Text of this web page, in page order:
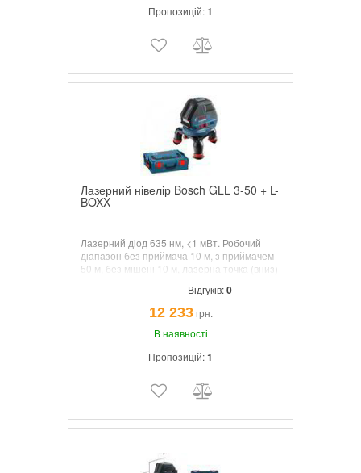
Пропозицій:1
Лазерний нівелір Bosch GLL 3-50 + L-
BOXX
Лазерний діод 635 нм, <1 мВт. Робочий
діапазон без приймача 10 м, з приймачем
50 м, без мішені 10 м, лазерна точка (вниз)
Точність ± 0,3 мм/м. Самонівелюючий
будівник площин, одночасно проектує
горизонтальну і 2 вертикальні площині, з
двома вкладками під L-BOXX
Відгуків:0
12 233грн.
В наявності
Пропозицій:1